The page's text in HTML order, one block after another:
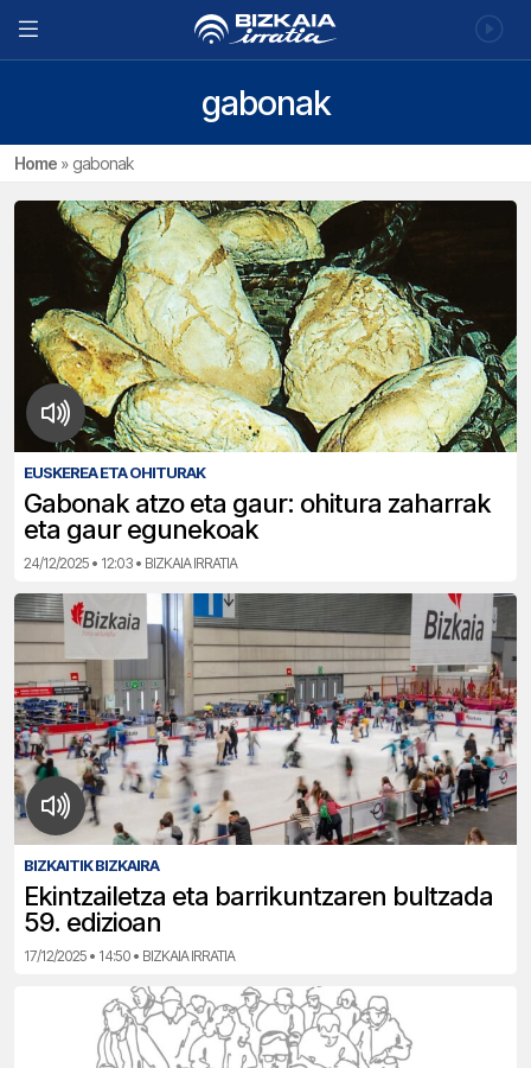
gabonak
Home » gabonak
EUSKEREA ETA OHITURAK
Gabonak atzo eta gaur: ohitura zaharrak
eta gaur egunekoak
24/12/2025 • 12:03 • BIZKAIA IRRATIA
BIZKAITIK BIZKAIRA
Ekintzailetza eta barrikuntzaren bultzada
59. edizioan
17/12/2025 • 14:50 • BIZKAIA IRRATIA